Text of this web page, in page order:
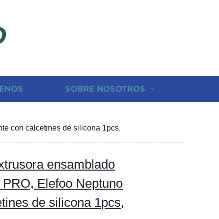
SOBRE NOSOTROS
con calcetines de silicona 1pcs,
ensamblado
Elefoo Neptuno
de silicona 1pcs,